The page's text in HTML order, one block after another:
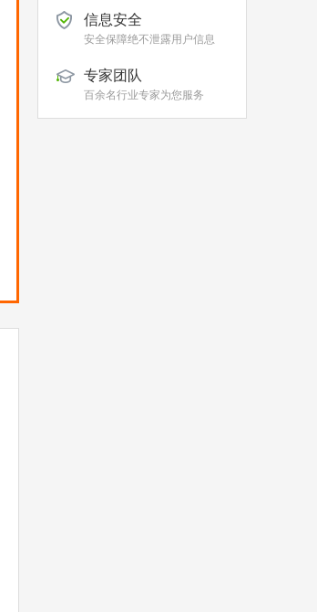
信息安全
安全保障绝不泄露用户信息
专家团队
百余名行业专家为您服务